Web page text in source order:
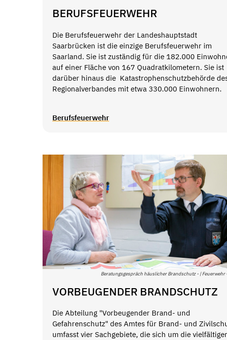
BERUFSFEUERWEHR
Die Berufsfeuerwehr der Landeshauptstadt
Saarbrücken ist die einzige Berufsfeuerwehr im
Saarland. Sie ist zuständig für die 182.000
auf einer Fläche von 167 Quadratkilometern. Sie ist
darüber hinaus die Katastrophenschutzbehörde
Regionalverbandes mit etwa 330.000 Einwohnern.
Berufsfeuerwehr
Beratungsgespräch häuslicher Brandschutz - | Feuerwehr
VORBEUGENDER BRANDSCHUTZ
Die Abteilung "Vorbeugender Brand- und
Gefahrenschutz" des Amtes für Brand- und
umfasst vier Sachgebiete, die sich um die